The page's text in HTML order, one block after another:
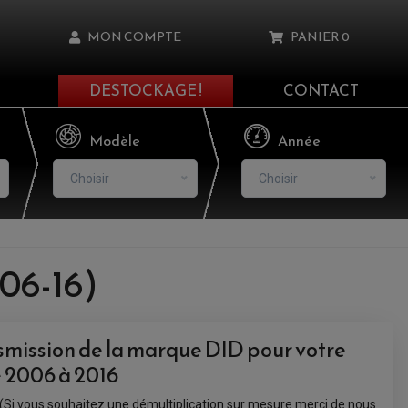
MON COMPTE PANIER0
Il n'y a aucun produit dans votre panier
DESTOCKAGE ! CONTACT
Modèle
Choisir
Année
Choisir
16)
de la marque DID pour votre
à 2016
vous souhaitez une démultiplication sur mesure merci de nous